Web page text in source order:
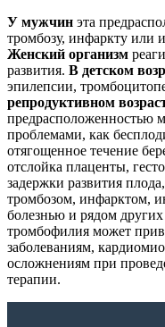
У мужчин эта
тромбозу, инфаркту или
Женский организм
развития. В детском
эпилепсии,
репродуктивном
предрасположенностью
проблемами, как
отягощенное течение
отслойка плаценты,
задержки развития
тромбозом, инфарктом,
болезнью и рядом других
тромбофилия может
заболеваниям,
осложнениям при
терапии.